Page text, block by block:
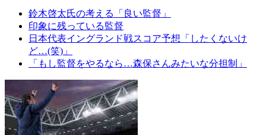
鈴木啓太氏の考える「良い監督」
印象に残っている監督
日本代表イングランド戦スコア予想「したくないけ
ど…(笑)」
「もし監督をやるなら…森保さんみたいな分担制」